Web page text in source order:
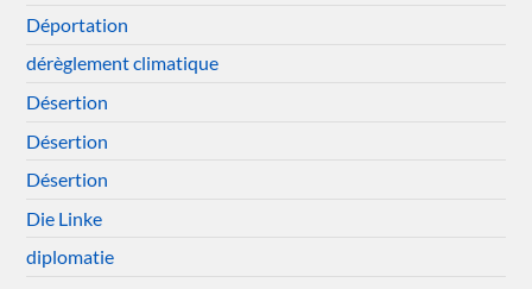
Déportation
dérèglement climatique
Désertion
Désertion
Désertion
Die Linke
diplomatie